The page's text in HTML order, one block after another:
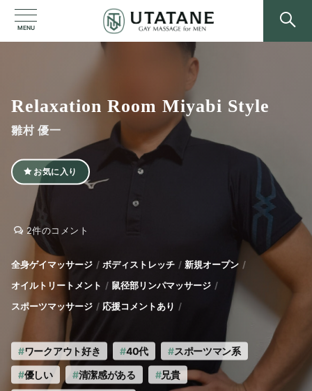
MENU
Relaxation Room Miyabi Style
雛村 優一
お気に入り
Relaxation
Room
Miyabi
Style
Relaxation
Room
Miyabi
Style
へ
2件のコメント
全身ゲイマッサージ ボディストレッチ
新規オープン
オイルトリートメント
鼠径部リンパマッサージ
スポーツマッサージ
応援コメントあり
ワークアウト好き 40代
スポーツマン系
優しい
清潔感がある
兄貴